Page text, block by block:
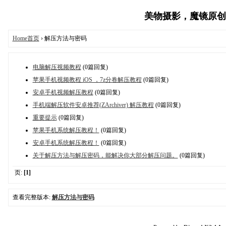
美物摄影，魔镜原
Home首页› 解压方法与密码
电脑解压视频教程 (0篇回复)
苹果手机视频教程 iOS ，7z分卷解压教程 (0篇回复)
安卓手机视频解压教程 (0篇回复)
手机端解压软件安卓推荐(ZArchiver) 解压教程 (0篇回复)
重要提示(0篇回复)
苹果手机系统解压教程！ (0篇回复)
安卓手机系统解压教程！ (0篇回复)
关于解压方法与解压密码，能解决你大部分解压问题。
(0篇回复)
页: [1]
查看完整版本: 解压方法与密码